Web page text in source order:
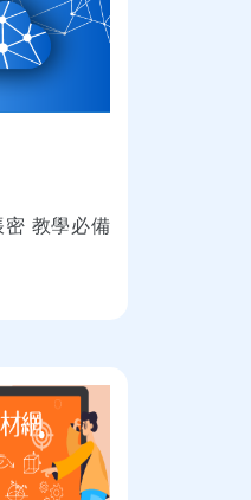
教學必備